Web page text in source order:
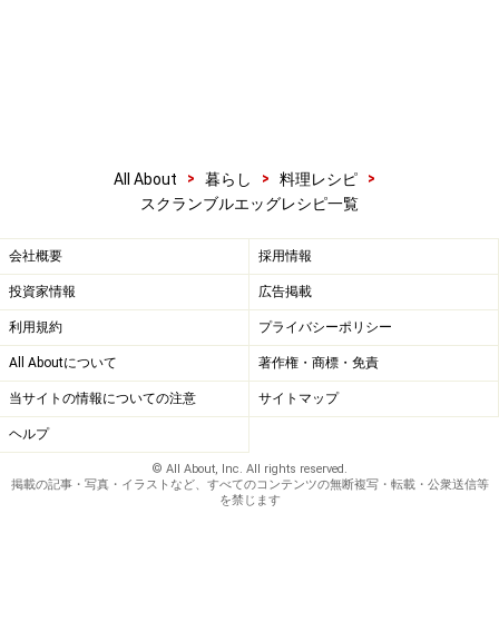
All About > 暮らし > 料理レシピ
>
スクランブルエッグレシピ一覧
会社概要 採用情報
投資家情報 広告掲載
利用規約 プライバシーポリシー
All Aboutについて 著作権・商標・免責
当サイトの情報についての注意 サイトマップ
ヘルプ
© All About, Inc. All rights reserved.
掲載の記事・写真・イラストなど、すべてのコンテンツの無断複写・転載・公衆送信等
を禁じます